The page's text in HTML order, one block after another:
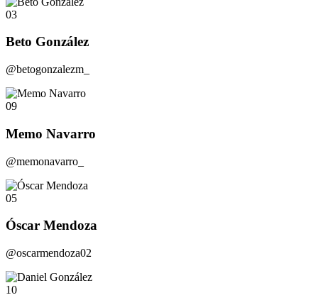
03
Beto González
@betogonzalezm_
09
Memo Navarro
@memonavarro_
05
Óscar Mendoza
@oscarmendoza02
10